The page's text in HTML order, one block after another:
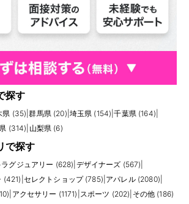
探す
県 (35) |群馬県 (20) 埼玉県 (154) |千葉県 (164)
(314) 山梨県 (6)
で探す
ラグジュアリー (628) デザイナーズ (567)
(421) セレクトショップ (785) アパレル (2080)
アクセサリー (1171) スポーツ (202) その他 (186)